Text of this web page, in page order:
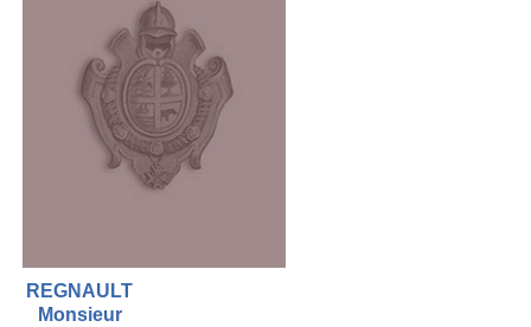
REGNAULT
Monsieur